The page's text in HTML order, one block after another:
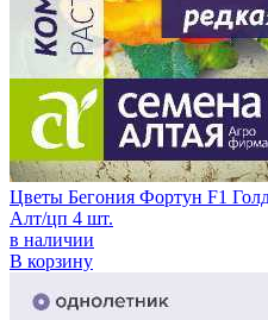
Цветы Бегония Фортун F1
Алт/цп 4 шт.
в наличии
В корзину